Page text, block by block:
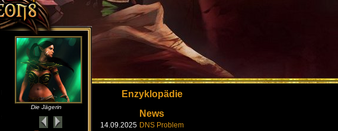
Die Jägerin
Enzyklopädie
News
14.09.2025 DNS Problem